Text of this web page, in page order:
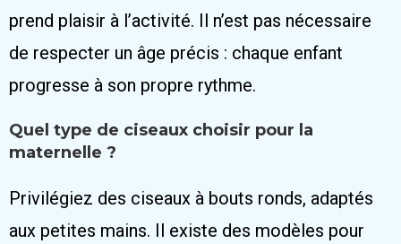
prend plaisir à l’activité. Il n’est pas nécessaire
de respecter un âge précis : chaque enfant
progresse à son propre rythme.
Quel type de ciseaux choisir pour la
maternelle ?
Privilégiez des ciseaux à bouts ronds, adaptés
aux petites mains. Il existe des modèles pour